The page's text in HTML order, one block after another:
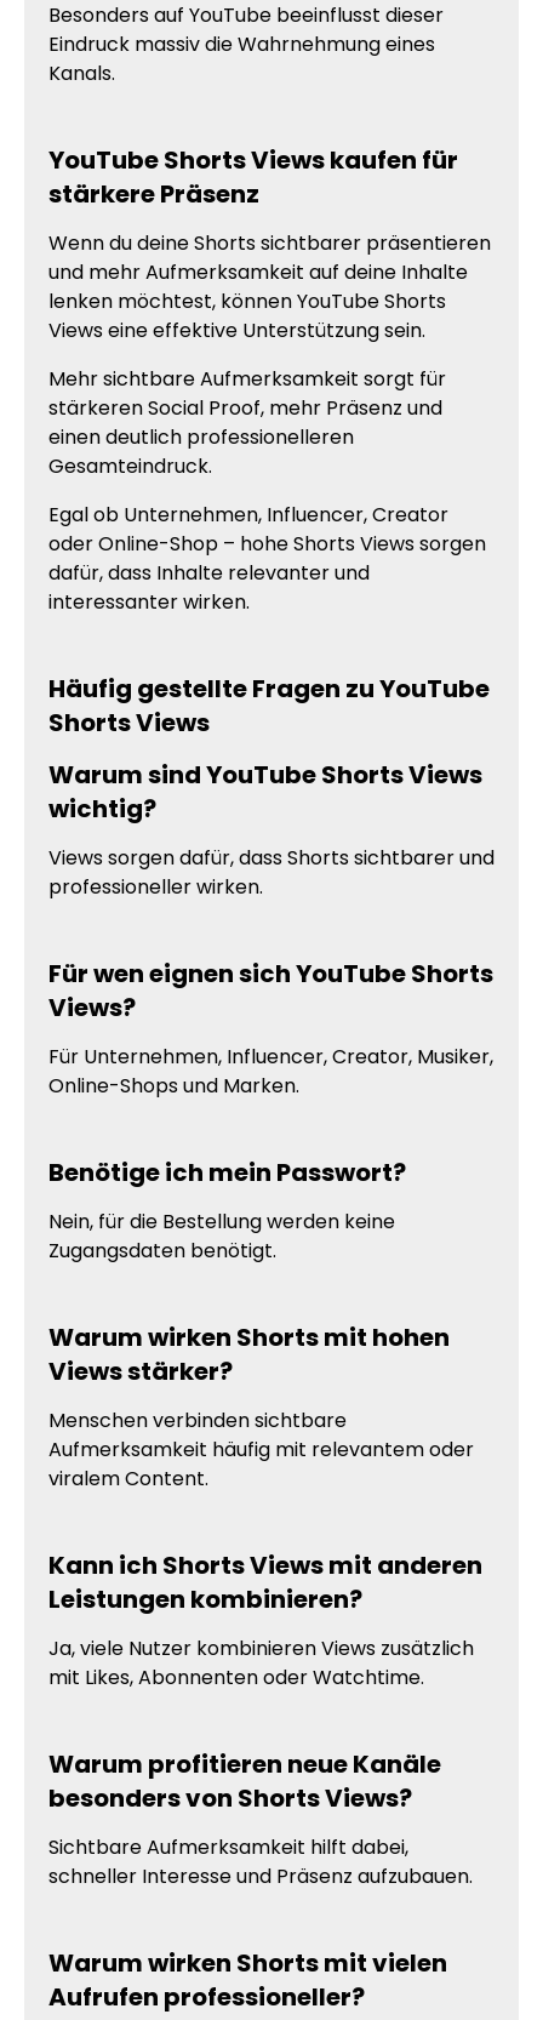
Besonders auf YouTube beeinflusst dieser
Eindruck massiv die Wahrnehmung eines
Kanals.
YouTube Shorts Views kaufen für
stärkere Präsenz
Wenn du deine Shorts sichtbarer präsentieren
und mehr Aufmerksamkeit auf deine Inhalte
lenken möchtest, können YouTube Shorts
Views eine effektive Unterstützung sein.
Mehr sichtbare Aufmerksamkeit sorgt für
stärkeren Social Proof, mehr Präsenz und
einen deutlich professionelleren
Gesamteindruck.
Egal ob Unternehmen, Influencer, Creator
oder Online-Shop – hohe Shorts Views sorgen
dafür, dass Inhalte relevanter und
interessanter wirken.
Häufig gestellte Fragen zu YouTube
Shorts Views
Warum sind YouTube Shorts Views
wichtig?
Views sorgen dafür, dass Shorts sichtbarer und
professioneller wirken.
Für wen eignen sich YouTube Shorts
Views?
Für Unternehmen, Influencer, Creator, Musiker,
Online-Shops und Marken.
Benötige ich mein Passwort?
Nein, für die Bestellung werden keine
Zugangsdaten benötigt.
Warum wirken Shorts mit hohen
Views stärker?
Menschen verbinden sichtbare
Aufmerksamkeit häufig mit relevantem oder
viralem Content.
Kann ich Shorts Views mit anderen
Leistungen kombinieren?
Ja, viele Nutzer kombinieren Views zusätzlich
mit Likes, Abonnenten oder Watchtime.
Warum profitieren neue Kanäle
besonders von Shorts Views?
Sichtbare Aufmerksamkeit hilft dabei,
schneller Interesse und Präsenz aufzubauen.
Warum wirken Shorts mit vielen
Aufrufen professioneller?